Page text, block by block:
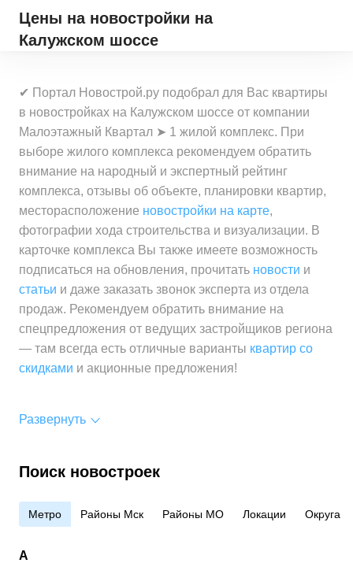
Цены на новостройки на
Калужском шоссе
✔ Портал Новострой.ру подобрал для Вас квартиры
в новостройках на Калужском шоссе от компании
Малоэтажный Квартал ➤ 1 жилой комплекс. При
выборе жилого комплекса рекомендуем обратить
внимание на народный и экспертный рейтинг
комплекса, отзывы об объекте, планировки квартир,
месторасположение новостройки на карте,
фотографии хода строительства и визуализации. В
карточке комплекса Вы также имеете возможность
подписаться на обновления, прочитать новости и
статьи и даже заказать звонок эксперта из отдела
продаж. Рекомендуем обратить внимание на
спецпредложения от ведущих застройщиков региона
— там всегда есть отличные варианты квартир со
скидками и акционные предложения!
Развернуть
Поиск новостроек
Метро Районы Мск Районы МО Локации Округа
А